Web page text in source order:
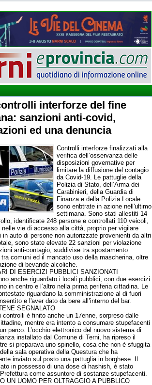
interforze del fine
sanzioni anti-covid,
ed una denuncia
Controlli interforze finalizzati alla
verifica dell’osservanza delle
disposizioni governative per
limitare la diffusione del contagio
da Covid-19. Le pattuglie della
Polizia di Stato, dell’Arma dei
Carabinieri, della Guardia di
Finanza e della Polizia Locale
sono enbtrate in azione nell'ultimo
settimana. Sono stati allestiti 14
identificate 248 persone e controllati 110 veicoli,
nelle vie di accesso alla città, proprio per vigilare
in auto di persone non autorizzate provenienti da altri
sono state elevate 22 sanzioni per violazione
anti-contagio, suddivise tra spostamento
comuni ed il mancato uso della mascherina, oltre
di bevande alcoliche.
DI ESERCIZI PUBBLICI SANZIONATI
anche riguardato i locali pubblici, con due esercizi
in centro e l’altro nella prima periferia cittadina. Le
riguardano la somministrazione al di fuori
e l'aver dato da bere all’interno del bar.
SEGNALATO
controlli è finito anche un 17enne, sorpreso dalle
mentre era intento a consumare stupefacenti
parco. L’occhio elettronico del nuovo sistema di
installato dal Comune di Terni, ha ripreso il
si preparava uno spinello, cosa che non è sfuggita
della sala operativa della Questura che ha
inviato sul posto una pattuglia in borghese. Il
in possesso di una dose di hashish, è stato
come assuntore di sostanze stupefacenti.
UN UOMO PER OLTRAGGIO A PUBBLICO